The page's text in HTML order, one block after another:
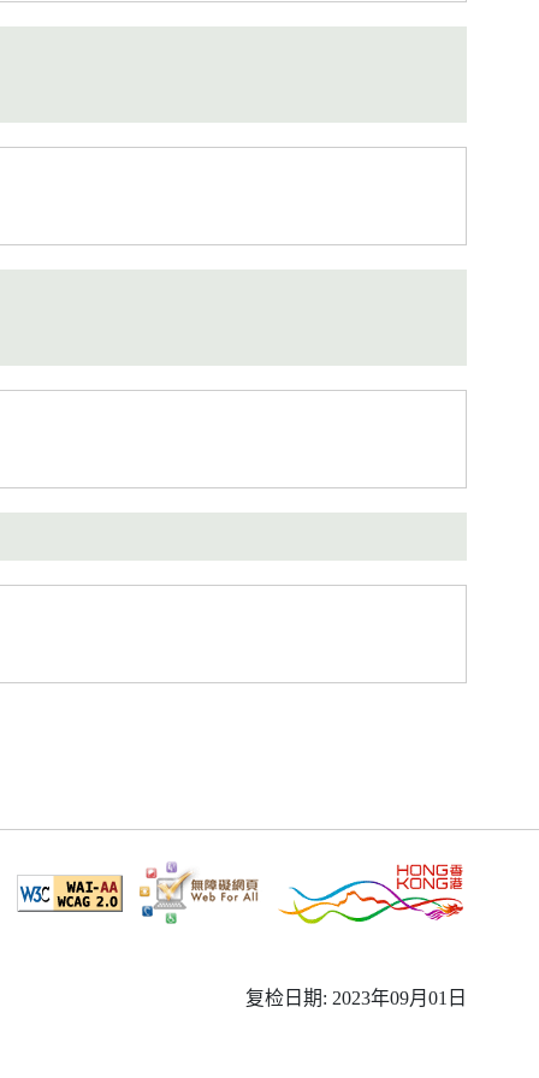
复检日期: 2023年09月01日